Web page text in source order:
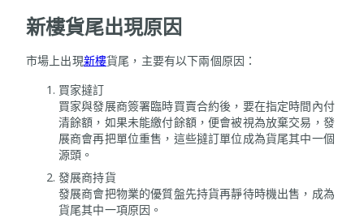
新樓貨尾出現原因
市場上出現新樓貨尾，主要有以下兩個原因：
買家撻訂
買家與發展商簽署臨時買賣合約後，要在指定時間內付
清餘額，如果未能繳付餘額，便會被視為放棄交易，發
展商會再把單位重售，這些撻訂單位成為貨尾其中一個
源頭。
發展商持貨
發展商會把物業的優質盤先持貨再靜待時機出售，成為
貨尾其中一項原因。